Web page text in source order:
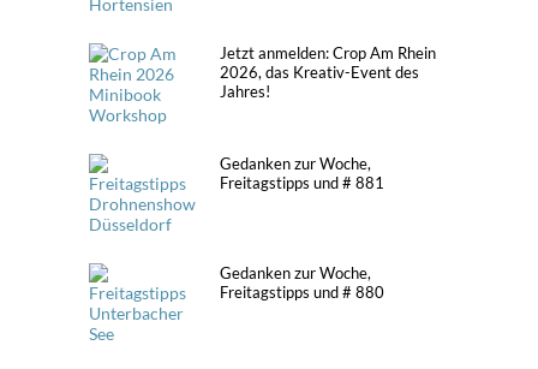
Jetzt anmelden: Crop Am Rhein
2026, das Kreativ-Event des
Jahres!
Gedanken zur Woche,
Freitagstipps und # 881
Gedanken zur Woche,
Freitagstipps und # 880